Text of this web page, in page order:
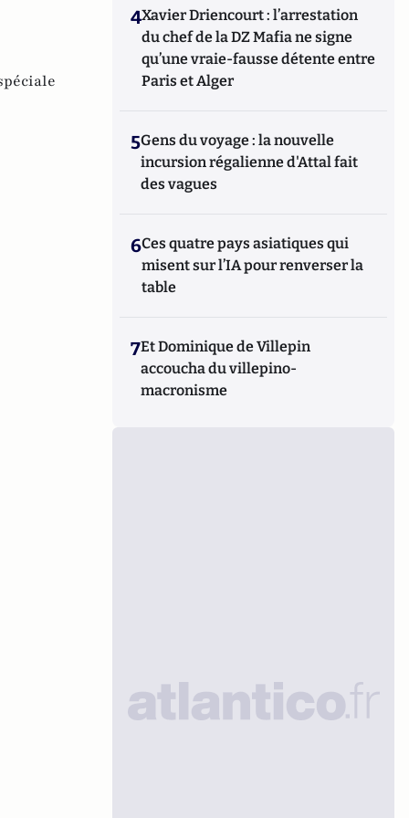
4Xavier Driencourt : l’arrestation
du chef de la DZ Mafia ne signe
qu’une vraie-fausse détente entre
Paris et Alger
5Gens du voyage : la nouvelle
incursion régalienne d'Attal fait
des vagues
6Ces quatre pays asiatiques qui
misent sur l’IA pour renverser la
table
7Et Dominique de Villepin
accoucha du villepino-
macronisme